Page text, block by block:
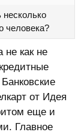
несколько
человека?
не как не
от Идея
еще и
Главное